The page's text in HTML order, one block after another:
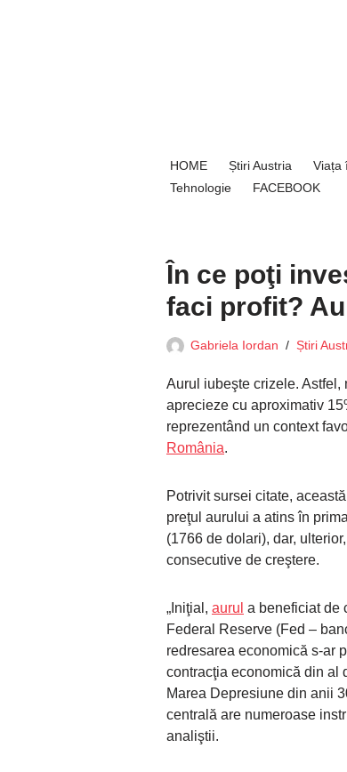
HOME Știri Austria Viața
Tehnologie
FACEBOOK
În ce poţi
faci profit?
Gabriela Iordan Știri
Aurul iubeşte crizele.
aprecieze cu aproximativ
reprezentând un context
România.
Potrivit sursei citate,
preţul aurului a atins în
(1766 de dolari), dar,
consecutive de creştere.
„Iniţial, aurul a beneficiat de
Federal Reserve (Fed –
redresarea economică s-ar
contracţia economică din al
Marea Depresiune din anii
centrală are numeroase
analiştii.